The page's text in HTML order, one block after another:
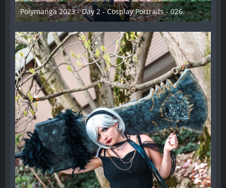
Polymanga 2023 - Day 2 - Cosplay Portraits - 026
12. Mai 2023